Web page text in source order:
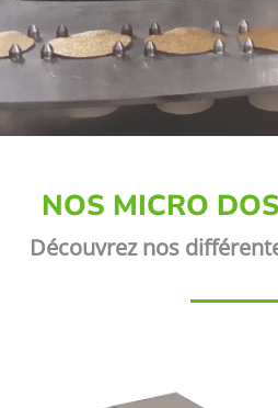
NOS MICRO
Découvrez nos